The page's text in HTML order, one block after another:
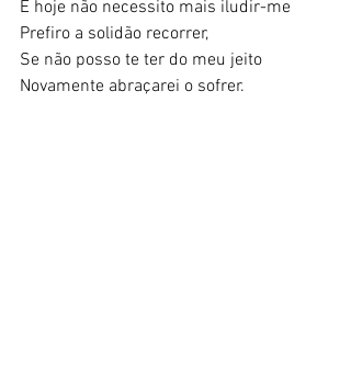
E hoje não necessito mais iludir-me
Prefiro a solidão recorrer,
Se não posso te ter do meu jeito
Novamente abraçarei o sofrer.